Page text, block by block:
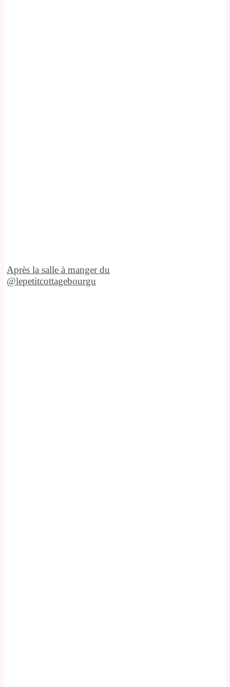
Après la salle à manger du
@lepetitcottagebourgu